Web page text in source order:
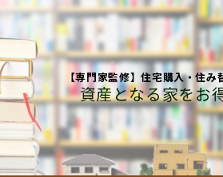
【専門家監修】住宅購入・住
資産となる家をお